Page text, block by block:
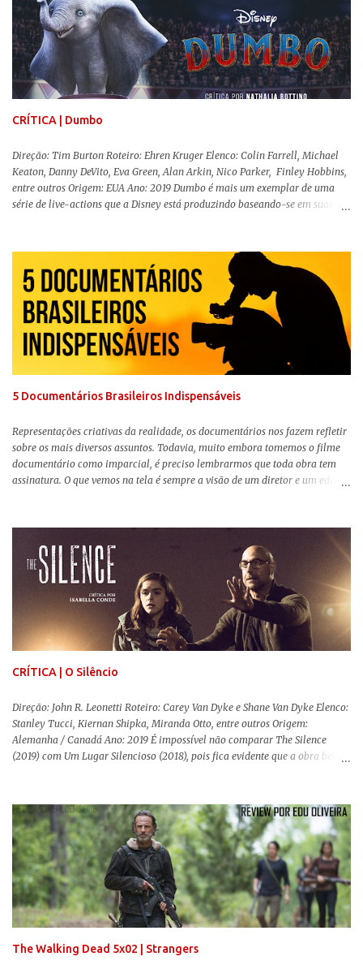
trajetória profunda do reflexo da corrupção da sociedade na vida de um ser
humano, capaz de causar perturbação e desconforto do inicio ao fim da
projeção, e por mais um bom tempo após deixar o cinema. Trata-se de
uma obra difícil de ser "digerida", pois lida com temas sensíveis, como
abuso, doença mental, bullying e violência física. Todo esse turbilhão de
informações molda a mente d...
CRÍTICA | Dumbo
Direção: Tim Burton Roteiro: Ehren Kruger Elenco: Colin Farrell, Michael
Keaton, Danny DeVito, Eva Green, Alan Arkin, Nico Parker, Finley Hobbins,
entre outros Origem: EUA Ano: 2019 Dumbo é mais um exemplar de uma
série de live-actions que a Disney está produzindo baseando-se em suas
remake , já que a história do elefantinho voador foi reinventada de forma
mais realista, se adequando perfeitamente a proposta. Não há animais
falantes, por exemplo, mas nem por isso o tom lúdico e infantil é deixado
de lado. Apesar da relevância histórica, o filme supera a animação original
em termos visuais e narrativos, , superando a animação original em termos
visuais e narrativos. A história começa quando o pai das crianças, Holt
Ferrier (Colin Farrell), uma ex-estrela de circo, volta da guerra e se depara
5 Documentários Brasileiros Indispensáveis
Representações criativas da realidade, os documentários nos fazem refletir
sobre os mais diversos assuntos. Todavia, muito embora tomemos o filme
documentário como imparcial, é preciso lembrarmos que toda obra tem
assinatura. O que vemos na tela é sempre a visão de um diretor e um editor
sempre importante levarmos em conta quem assina e qual a função social
da obra. O cinema brasileiro é celeiro de grandes documentaristas, muitos
deles mundialmente reconhecidos. Pensando na variedade de estilos e
estéticas de se fazer documentários, selecionei 5 produções tupiniquins do
gênero que, para mim, são indispensáveis: ▼ Cabra Marcado para Morrer
(1984) , de Eduardo Coutinho Em 1964, devido ao golpe militar, Eduardo
Coutinho (Edifício Master) teve que abandonar as filmagens do
documentário sobre o assassinato do líder camponês Joã...
CRÍTICA | O Silêncio
Direção: John R. Leonetti Roteiro: Carey Van Dyke e Shane Van Dyke Elenco:
Stanley Tucci, Kiernan Shipka, Miranda Otto, entre outros Origem:
Alemanha / Canadá Ano: 2019 É impossível não comparar The Silence
(2019) com Um Lugar Silencioso (2018), pois fica evidente que a obra bebe
reproduzir alguns elementos que consograram a obra de John Krasinski
(The Office). Aqui os “monstros” com audições aguçadas eram seres da
Terra que estavam presos por séculos em uma caverna recém descoberta,
libertando-os pelo mundo. O espectador acompanha uma família que tem
uma pequena vantagem em relação às outras pessoas. Adivinhem? Sabem
viver em silêncio pelo fato da filha mais velha ser surda. Para aqueles que
amam filmes com temática apocalíptica, a produção pode até funcionar
como entretenimento mediano. Todo o cenário de fuga, pânico col...
The Walking Dead 5x02 | Strangers